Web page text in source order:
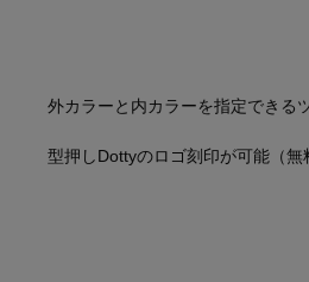
外カラーと内カラーを指定できる
型押しDottyのロゴ刻印が可能（無